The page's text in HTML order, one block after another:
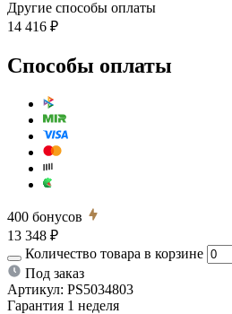
Другие способы оплаты
14 416 ₽
Способы оплаты
400 бонусов
13 348 ₽
Количество товара в корзине
Под заказ
Артикул: PS5034803
Гарантия 1 неделя